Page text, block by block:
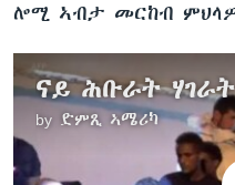
ሎሚ ኣብታ መርከብ
by ድምጺ ኣሜሪካ
No media